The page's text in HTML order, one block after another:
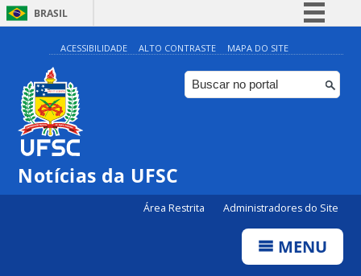
BRASIL
Simplifique!
Comunica BR
Participe
ACESSIBILIDADE ALTO CONTRASTE MAPA DO SITE
Notícias da UFSC
Área Restrita Administradores do Site
MENU